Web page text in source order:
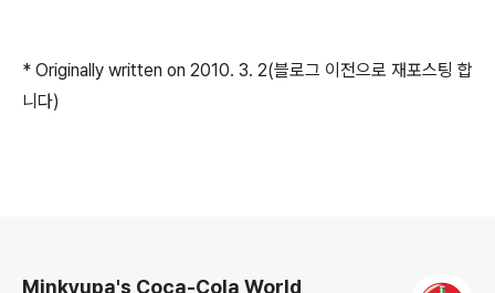
* Originally written on 2010. 3. 2(블로그 이전으로 재포스팅 합
니다)
Minkyupa's Coca-Cola World